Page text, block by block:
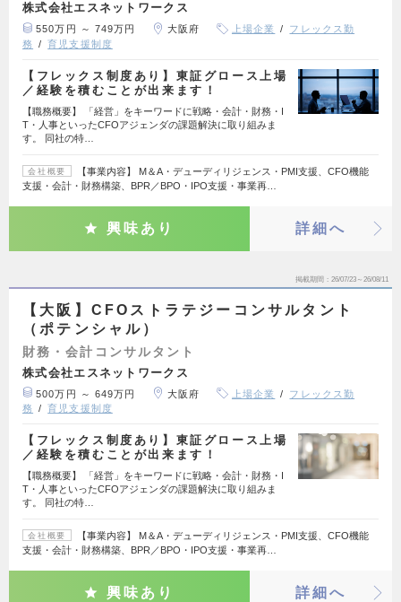
株式会社エスネットワークス
550万円 ～ 749万円 大阪府 上場企業
フレックス勤
務
育児支援制度
【フレックス制度あり】東証グロース上場
／経験を積むことが出来ます！
【職務概要】 「経営」をキーワードに戦略・会計・財務・I
T・人事といったCFOアジェンダの課題解決に取り組みま
す。 同社の特…
会社概要
【事業内容】 M＆A・デューディリジェンス・PMI支援、CFO機能
支援・会計・財務構築、BPR／BPO・IPO支援・事業再…
興味あり 詳細へ
掲載期間 26/07/23～26/08/11
【大阪】CFOストラテジーコンサルタント
（ポテンシャル）
財務・会計コンサルタント
株式会社エスネットワークス
500万円 ～ 649万円 大阪府 上場企業
フレックス勤
務
育児支援制度
【フレックス制度あり】東証グロース上場
／経験を積むことが出来ます！
【職務概要】 「経営」をキーワードに戦略・会計・財務・I
T・人事といったCFOアジェンダの課題解決に取り組みま
す。 同社の特…
会社概要
【事業内容】 M＆A・デューディリジェンス・PMI支援、CFO機能
支援・会計・財務構築、BPR／BPO・IPO支援・事業再…
興味あり 詳細へ